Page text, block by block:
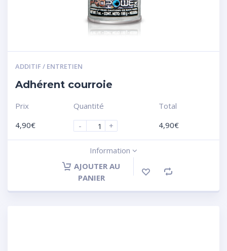
ADDITIF / ENTRETIEN
Adhérent courroie
Prix
4,90€
Quantité
-
+
Total
4,90€
Information
AJOUTER AU
PANIER